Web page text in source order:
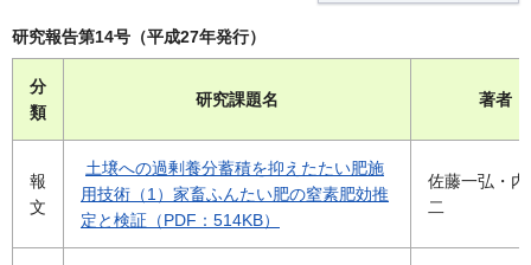
研究報告第14号（平成27年発行）
分
類
研究課題名 著者
報
文
土壌への過剰養分蓄積を抑えたたい肥施
用技術（1）家畜ふんたい肥の窒素肥効推
定と検証（PDF：514KB）
佐藤一弘・内
二